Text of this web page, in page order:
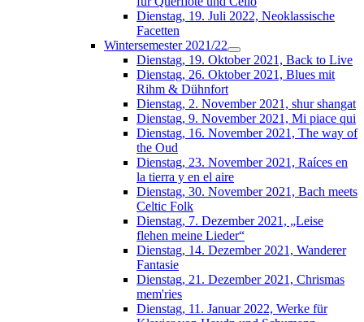
Dienstag, 19. Juli 2022, Neoklassische
Facetten
Wintersemester 2021/22
Dienstag, 19. Oktober 2021, Back to Live
Dienstag, 26. Oktober 2021, Blues mit
Rihm & Dühnfort
Dienstag, 2. November 2021, shur shangat
Dienstag, 9. November 2021, Mi piace qui
Dienstag, 16. November 2021, The way of
the Oud
Dienstag, 23. November 2021, Raíces en
la tierra y en el aire
Dienstag, 30. November 2021, Bach meets
Celtic Folk
Dienstag, 7. Dezember 2021, „Leise
flehen meine Lieder“
Dienstag, 14. Dezember 2021, Wanderer
Fantasie
Dienstag, 21. Dezember 2021, Chrismas
mem'ries
Dienstag, 11. Januar 2022, Werke für